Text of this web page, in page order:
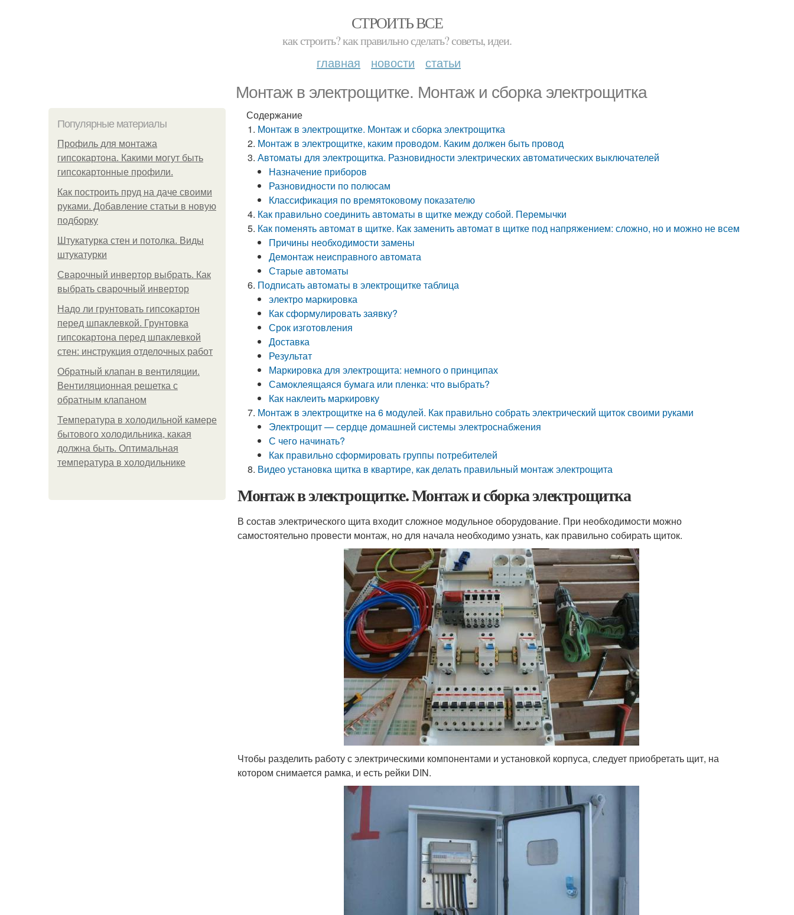
СТРОИТЬ ВСЕ
как строить? как правильно сделать? советы, идеи.
главная новости статьи
Монтаж в электрощитке. Монтаж и сборка электрощитка
Популярные материалы
Профиль для монтажа
гипсокартона. Какими могут быть
гипсокартонные профили.
Как построить пруд на даче своими
руками. Добавление статьи в новую
подборку
Штукатурка стен и потолка. Виды
штукатурки
Сварочный инвертор выбрать. Как
выбрать сварочный инвертор
Надо ли грунтовать гипсокартон
перед шпаклевкой. Грунтовка
гипсокартона перед шпаклевкой
стен: инструкция отделочных работ
Обратный клапан в вентиляции.
Вентиляционная решетка с
обратным клапаном
Температура в холодильной камере
бытового холодильника, какая
должна быть. Оптимальная
температура в холодильнике
Содержание
Монтаж в электрощитке. Монтаж и сборка электрощитка
Монтаж в электрощитке, каким проводом. Каким должен быть провод
Автоматы для электрощитка. Разновидности электрических автоматических выключателей
Назначение приборов
Разновидности по полюсам
Классификация по времятоковому показателю
Как правильно соединить автоматы в щитке между собой. Перемычки
Как поменять автомат в щитке. Как заменить автомат в щитке под напряжением: сложно, но и можно не всем
Причины необходимости замены
Демонтаж неисправного автомата
Старые автоматы
Подписать автоматы в электрощитке таблица
электро маркировка
Как сформулировать заявку?
Срок изготовления
Доставка
Результат
Маркировка для электрощита: немного о принципах
Самоклеящаяся бумага или пленка: что выбрать?
Как наклеить маркировку
Монтаж в электрощитке на 6 модулей. Как правильно собрать электрический щиток своими руками
Электрощит — сердце домашней системы электроснабжения
С чего начинать?
Как правильно сформировать группы потребителей
Видео установка щитка в квартире, как делать правильный монтаж электрощита
Монтаж в электрощитке. Монтаж и сборка электрощитка
В состав электрического щита входит сложное модульное оборудование. При необходимости можно
самостоятельно провести монтаж, но для начала необходимо узнать, как правильно собирать щиток.
Чтобы разделить работу с электрическими компонентами и установкой корпуса, следует приобретать щит, на
котором снимается рамка, и есть рейки DIN.